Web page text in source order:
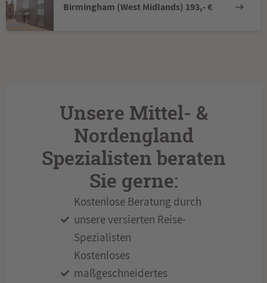
Birmingham (West Midlands) 193,- €
Unsere Mittel- &
Nordengland
Spezialisten beraten
Sie gerne:
Kostenlose Beratung durch
unsere versierten Reise-
Spezialisten
Kostenloses
maßgeschneidertes